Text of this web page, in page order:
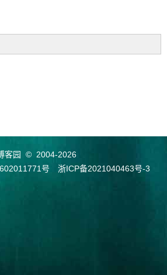
客园
© 2004-2026
号
浙ICP备2021040463号-3